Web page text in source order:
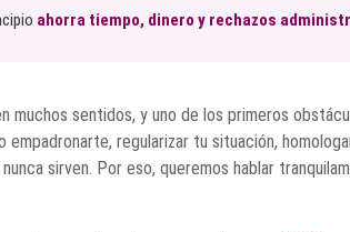
ahorra tiempo, dinero y rechazos
muchos sentidos, y uno de los primeros
regularizar tu situación,
sirven. Por eso, queremos hablar